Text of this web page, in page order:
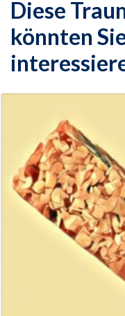
Diese
könnten